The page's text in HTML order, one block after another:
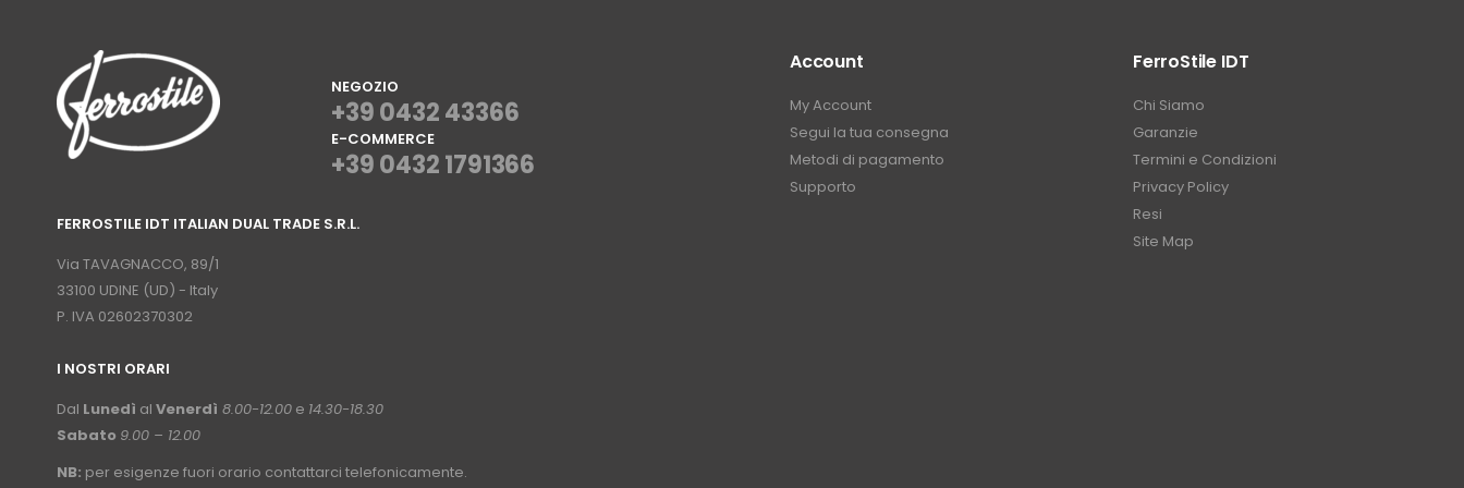
NEGOZIO
+39 0432 43366
E-COMMERCE
+39 0432 1791366
FERROSTILE IDT ITALIAN DUAL TRADE S.R.L.
Via TAVAGNACCO, 89/1
33100 UDINE (UD) - Italy
P. IVA 02602370302
I NOSTRI ORARI
Dal Lunedì al Venerdì 8.00-12.00 e 14.30-18.30
Sabato 9.00 – 12.00
NB: per esigenze fuori orario contattarci telefonicamente.
Account
My Account
Segui la tua consegna
Metodi di pagamento
Supporto
FerroStile IDT
Chi Siamo
Garanzie
Termini e Condizioni
Privacy Policy
Resi
Site Map